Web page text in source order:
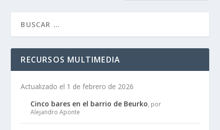
RECURSOS MULTIMEDIA
Actualizado el 1 de febrero de 2026
Cinco bares en el barrio de Beurko, por
Alejandro Aponte